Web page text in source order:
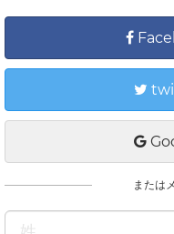
または